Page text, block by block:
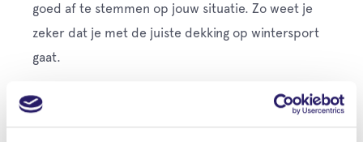
goed af te stemmen op jouw situatie. Zo weet je
zeker dat je met de juiste dekking op wintersport
gaat.
Leave
Voornaam